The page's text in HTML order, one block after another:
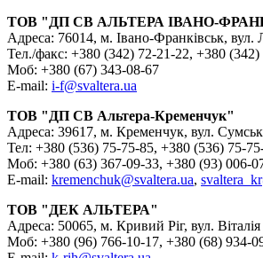
ТОВ "ДП СВ АЛЬТЕРА ІВАНО-
Адреса: 76014, м. Івано-Франківськ, вул.
Тел./факс: +380 (342) 72-21-22, +380 (342)
Моб: +380 (67) 343-08-67
E-mail: i-f@svaltera.ua
ТОВ "ДП СВ Альтера-Кременчук"
Адреса: 39617, м. Кременчук, вул.
Тел: +380 (536) 75-75-85, +380 (536) 75-
Моб: +380 (63) 367-09-33, +380 (93) 006-
E-mail: kremenchuk@svaltera.ua,
ТОВ "ДЕК АЛЬТЕРА"
Адреса: 50065, м. Кривий Ріг, вул.
Моб: +380 (96) 766-10-17, +380 (68) 934-